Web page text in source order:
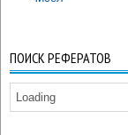
ПОИСК РЕФЕРАТОВ
Loading